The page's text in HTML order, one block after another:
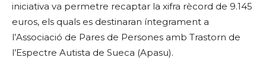
iniciativa va permetre recaptar la xifra rècord de 9.145
euros, els quals es destinaran íntegrament a
l’Associació de Pares de Persones amb Trastorn de
l’Espectre Autista de Sueca (Apasu).